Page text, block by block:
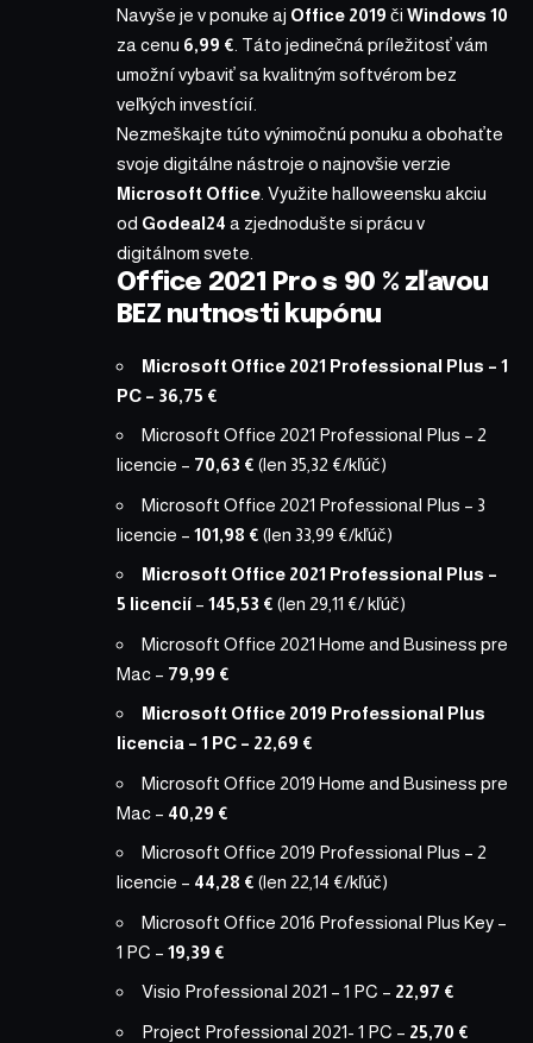
Navyše je v ponuke aj Office 2019 či Windows 10
za cenu 6,99 € . Táto jedinečná príležitosť vám
umožní vybaviť sa kvalitným softvérom bez
veľkých investícií.
Nezmeškajte túto výnimočnú ponuku a obohaťte
svoje digitálne nástroje o najnovšie verzie
Microsoft Office . Využite halloweensku akciu
od Godeal24 a zjednodušte si prácu v
digitálnom svete.
Office 2021 Pro s 90 % zľavou
BEZ nutnosti kupónu
Microsoft Office 2021 Professional Plus – 1
PC – 36,75 €
Microsoft Office 2021 Professional Plus – 2
licencie – 70,63 € (len 35,32 €/kľúč)
Microsoft Office 2021 Professional Plus – 3
licencie – 101,98 € (len 33,99 €/kľúč)
Microsoft Office 2021 Professional Plus –
5 licencií – 145,53 € (len 29,11 €/ kľúč)
Microsoft Office 2021 Home and Business pre
Mac – 79,99 €
Microsoft Office 2019 Professional Plus
licencia – 1 PC – 22,69 €
Microsoft Office 2019 Home and Business pre
Mac – 40,29 €
Microsoft Office 2019 Professional Plus – 2
licencie – 44,28 € (len 22,14 €/kľúč)
Microsoft Office 2016 Professional Plus Key –
1 PC – 19,39 €
Visio Professional 2021 – 1 PC – 22,97 €
Project Professional 2021- 1 PC – 25,70 €